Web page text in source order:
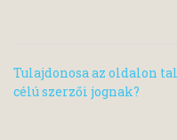
Tulajdonosa az oldalon
célú szerzői jognak?